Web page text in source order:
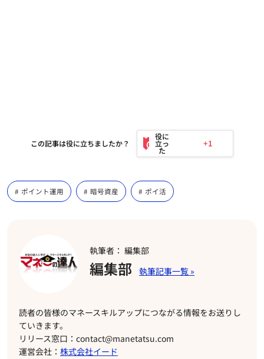
この記事は役に立ちましたか？ +1
ポイント運用 暗号資産 ポイ活
執筆者： 編集部
編集部
読者の皆様のマネースキルアップにつながる情報をお送りし
ていきます。
リリース窓口：contact@manetatsu.com
運営会社： 株式会社イード